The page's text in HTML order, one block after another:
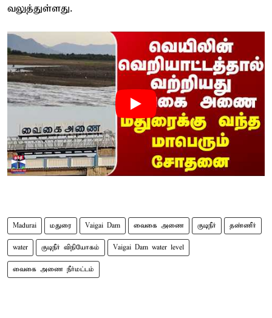
வலுத்துள்ளது.
Madurai மதுரை Vaigai Dam வைகை அணை குடிநீர் தண்ணீர்
water குடிநீர் விநியோகம் Vaigai Dam water level
வைகை அணை நீர்மட்டம்